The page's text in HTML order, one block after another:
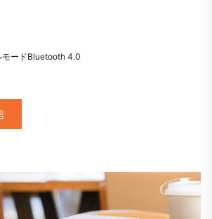
モードBluetooth 4.0